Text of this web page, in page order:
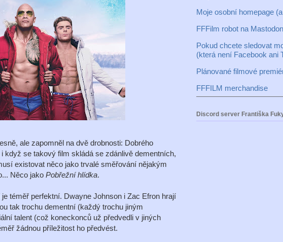
ale zapomněl na dvě drobnosti: Dobrého
když se takový film skládá se zdánlivě dementních,
existovat něco jako trvalé směřování nějakým
Něco jako Pobřežní hlídka.
téměř perfektní. Dwayne Johnson i Zac Efron hrají
tak trochu dementní (každý trochu jiným
talent (což koneckonců už předvedli v jiných
žádnou příležitost ho předvést.
Moje osobní homepage
FFFilm robot na
Pokud chcete sledovat
(která není Facebook ani
Plánované filmové
FFFILM merchandise
Discord server Františka